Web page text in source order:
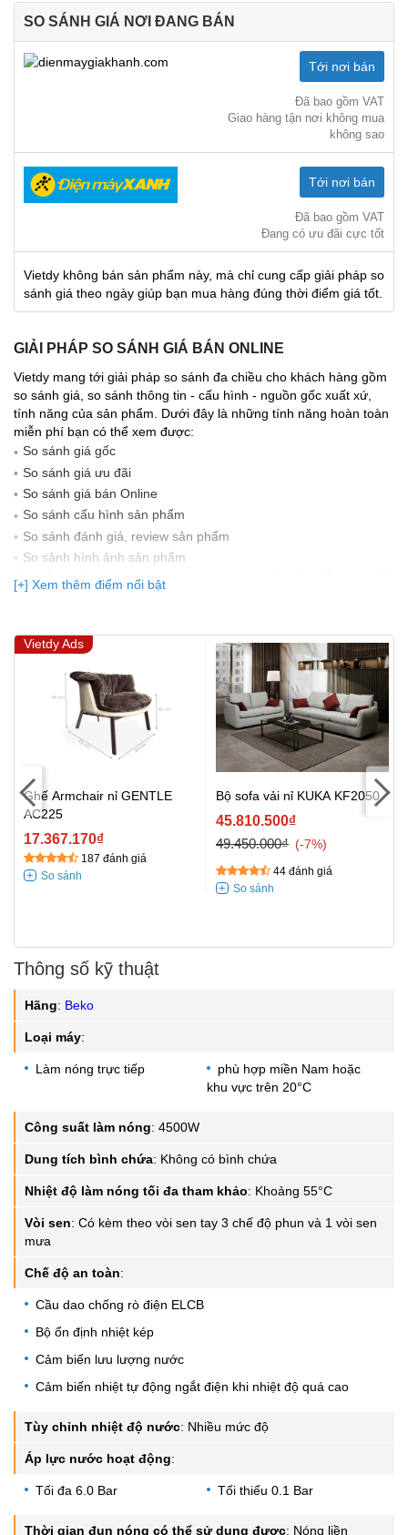
SO SÁNH GIÁ NƠI ĐANG BÁN
Tới nơi bán
Đã bao gồm VAT
Giao hàng tận nơi không mua
không sao
Tới nơi bán
Đã bao gồm VAT
Đang có ưu đãi cực tốt
Vietdy không bán sản phẩm này, mà chỉ cung cấp giải pháp so
sánh giá theo ngày giúp bạn mua hàng đúng thời điểm giá tốt.
GIẢI PHÁP SO SÁNH GIÁ BÁN ONLINE
Vietdy mang tới giải pháp so sánh đa chiều cho khách hàng gồm
so sánh giá, so sánh thông tin - cấu hình - nguồn gốc xuất xứ,
tính năng của sản phẩm. Dưới đây là những tính năng hoàn toàn
miễn phí bạn có thể xem được:
So sánh giá gốc
So sánh giá ưu đãi
So sánh giá bán Online
So sánh cấu hình sản phẩm
So sánh đánh giá, review sản phẩm
So sảnh hình ảnh sản phẩm
(Bạn đang được xem so sánh giá, xem giá biến động Realtime 10
lần cập nhật gần nhất)
[+] Xem thêm điểm nổi bật
Vietdy Ads
Ghế Armchair nỉ GENTLE
AC225
17.367.170₫
187 đánh giá
Bộ sofa vải nỉ KUKA KF2050
45.810.500₫
49.450.000₫
-7%
44 đánh giá
Thông số kỹ thuật
Hãng: Beko
Loại máy:
Làm nóng trực tiếp
phù hợp miền Nam hoặc
khu vực trên 20°C
Công suất làm nóng: 4500W
Dung tích bình chứa: Không có bình chứa
Nhiệt độ làm nóng tối đa tham khảo: Khoảng 55°C
Vòi sen: Có kèm theo vòi sen tay 3 chế độ phun và 1 vòi sen
mưa
Chế độ an toàn:
Cầu dao chống rò điện ELCB
Bộ ổn định nhiệt kép
Cảm biến lưu lượng nước
Cảm biến nhiệt tự động ngắt điện khi nhiệt độ quá cao
Tùy chỉnh nhiệt độ nước: Nhiều mức độ
Áp lực nước hoạt động:
Tối đa 6.0 Bar Tối thiểu 0.1 Bar
Thời gian đun nóng có thể sử dụng được: Nóng liền